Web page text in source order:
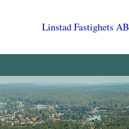
Linstad Fastighets AB